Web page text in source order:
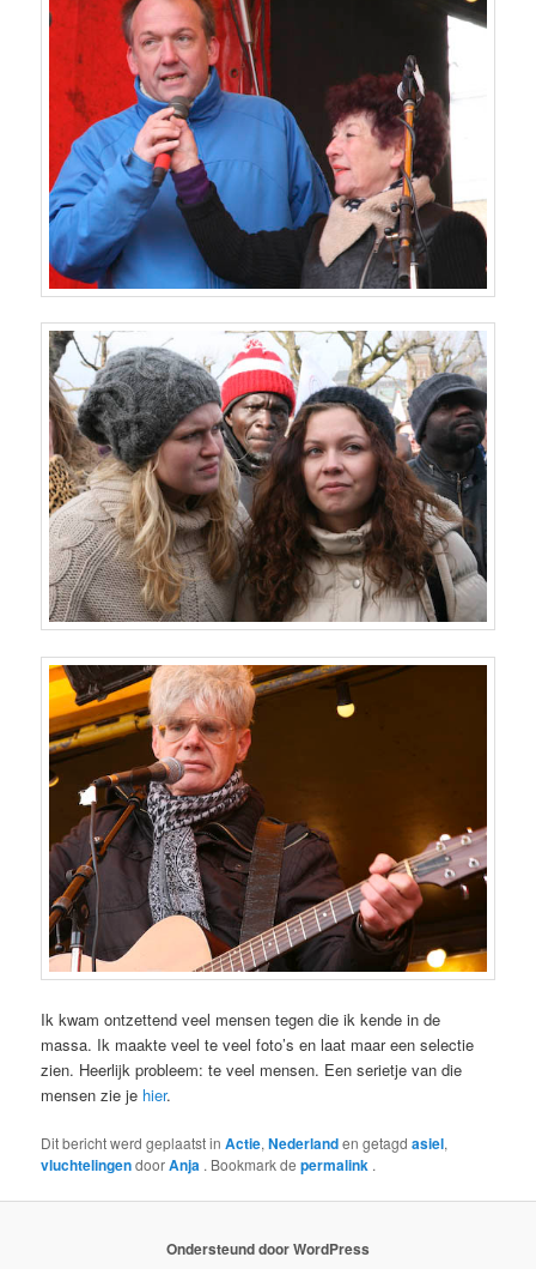
Ik kwam ontzettend veel mensen tegen die ik kende in de
massa. Ik maakte veel te veel foto’s en laat maar een selectie
zien. Heerlijk probleem: te veel mensen. Een serietje van die
mensen zie je hier.
Dit bericht werd geplaatst inActie,Nederlanden getagdasiel,
vluchtelingendoorAnja . Bookmark depermalink .
Ondersteund door WordPress